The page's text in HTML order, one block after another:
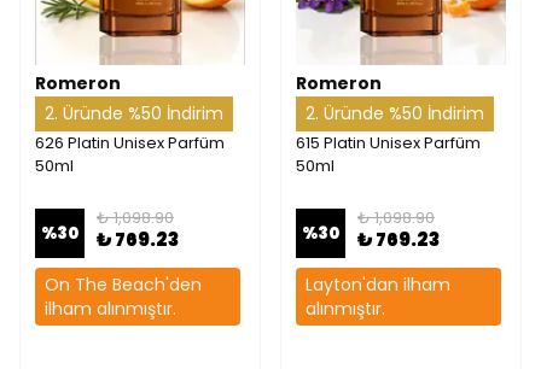
Romeron
2. Üründe %50 İndirim
626 Platin Unisex Parfüm
50ml
%30
₺ 1,098.90
₺ 769.23
On The Beach'den
ilham alınmıştır.
Romeron
2. Üründe %50 İndirim
615 Platin Unisex Parfüm
50ml
%30
₺ 1,098.90
₺ 769.23
Layton'dan ilham
alınmıştır.